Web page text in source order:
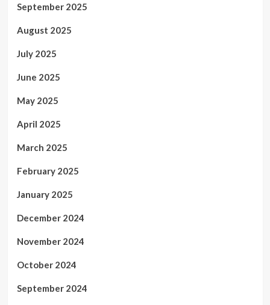
September 2025
August 2025
July 2025
June 2025
May 2025
April 2025
March 2025
February 2025
January 2025
December 2024
November 2024
October 2024
September 2024